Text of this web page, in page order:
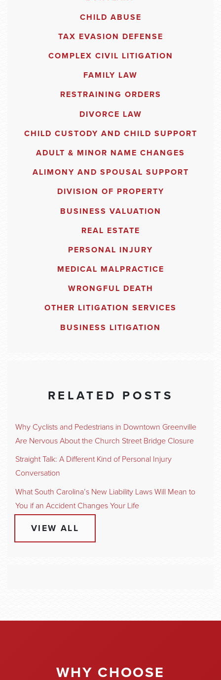
CHILD ABUSE
TAX EVASION DEFENSE
COMPLEX CIVIL LITIGATION
FAMILY LAW
RESTRAINING ORDERS
DIVORCE LAW
CHILD CUSTODY AND CHILD SUPPORT
ADULT & MINOR NAME CHANGES
ALIMONY AND SPOUSAL SUPPORT
DIVISION OF PROPERTY
BUSINESS VALUATION
REAL ESTATE
PERSONAL INJURY
MEDICAL MALPRACTICE
WRONGFUL DEATH
OTHER LITIGATION SERVICES
BUSINESS LITIGATION
RELATED POSTS
Why Cyclists and Pedestrians in Downtown Greenville
Are Nervous About the Church Street Bridge Closure
Straight Talk: A Different Kind of Personal Injury
Conversation
What South Carolina’s New Liability Laws Will Mean to
You if an Accident Changes Your Life
VIEW ALL
WHY CHOOSE